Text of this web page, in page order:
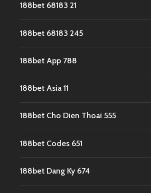
188bet 68183 21
188bet 68183 245
188bet App 788
188bet Asia 11
188bet Cho Dien Thoai 555
188bet Codes 651
188bet Dang Ky 674